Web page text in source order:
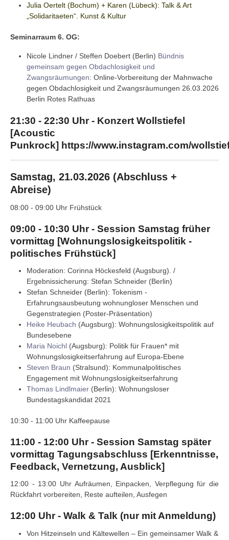
Julia Oertelt (Bochum) + Karen (Lübeck): Talk & Art
„Solidaritaeten“. Kunst & Kultur
Seminarraum 6. OG:
Nicole Lindner / Steffen Doebert (Berlin) Bündnis
gemeinsam gegen Obdachlosigkeit und
Zwangsräumungen: Online-Vorbereitung der Mahnwache
gegen Obdachlosigkeit und Zwangsräumungen 26.03.2026
Berlin Rotes Rathuas
21:30 - 22:30 Uhr - Konzert Wollstiefel
[Acoustic
Punkrock] https://www.instagram.com/
Samstag, 21.03.2026 (Abschluss +
Abreise)
08:00 - 09:00 Uhr Frühstück
09:00 - 10:30 Uhr - Session Samstag früher
vormittag [Wohnungslosigkeitspolitik -
politisches Frühstück]
Moderation: Corinna Höckesfeld (Augsburg). /
Ergebnissicherung: Stefan Schneider (Berlin)
Stefan Schneider (Berlin): Tokenism -
Erfahrungsausbeutung wohnungloser Menschen und
Gegenstrategien (Poster-Präsentation)
Heike Heubach (Augsburg): Wohnungslosigkeitspolitik auf
Bundesebene
Maria Noichl (Augsburg): Politik für Frauen* mit
Wohnungslosigkeitserfahrung auf Europa-Ebene
Steven Braun (Stralsund): Kommunalpolitisches
Engagement mit Wohnungslosigkeitserfahrung
Thomas Lindlmaier (Berlin): Wohnungsloser
Bundestagskandidat 2021
10:30 - 11:00 Uhr Kaffeepause
11:00 - 12:00 Uhr - Session Samstag später
vormittag Tagungsabschluss [Erkenntnisse,
Feedback, Vernetzung, Ausblick]
12:00 - 13:00 Uhr Aufräumen, Einpacken, Verpflegung für die
Rückfahrt vorbereiten, Reste aufteilen, Ausfegen
12:00 Uhr - Walk & Talk (nur mit Anmeldung)
Von Hitzeinseln und Kältewellen – Ein gemeinsamer Walk &